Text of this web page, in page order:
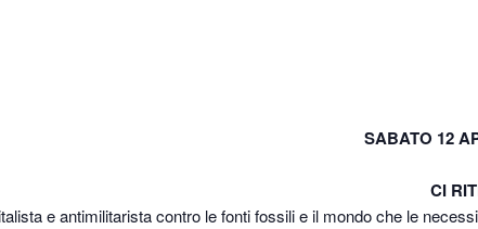
SABATO 12
CI
e antimilitarista contro le fonti fossili e il mondo che le